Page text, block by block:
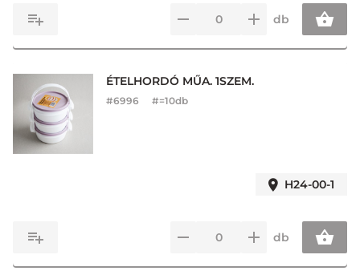
db
ÉTELHORDÓ MŰA. 1SZEM.
#6996 #=10db
H24-00-1
db